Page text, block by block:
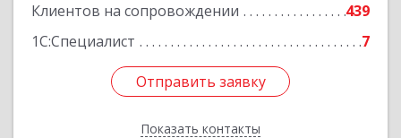
Клиентов на сопровождении
439
1С:Специалист
7
Отправить заявку
Показать контакты
Отправить заявку
Назад